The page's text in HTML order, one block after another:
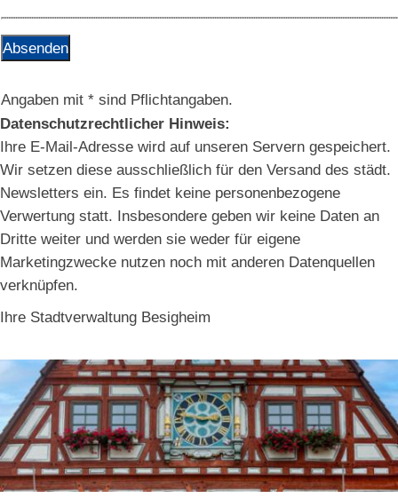
Angaben mit * sind Pflichtangaben.
Datenschutzrechtlicher Hinweis:
Ihre E-Mail-Adresse wird auf unseren Servern gespeichert.
Wir setzen diese ausschließlich für den Versand des städt.
Newsletters ein. Es findet keine personenbezogene
Verwertung statt. Insbesondere geben wir keine Daten an
Dritte weiter und werden sie weder für eigene
Marketingzwecke nutzen noch mit anderen Datenquellen
verknüpfen.
Ihre Stadtverwaltung Besigheim